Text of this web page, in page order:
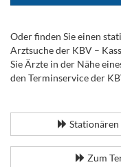
Oder finden Sie einen
Arztsuche der KBV –
Sie Ärzte in der Nähe
den Terminservice der
Zum